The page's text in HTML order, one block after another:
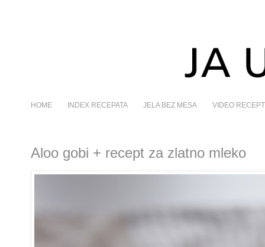
HOME INDEX RECEPATA JELA BEZ MESA VIDEO
Aloo gobi + recept za zlatno mleko